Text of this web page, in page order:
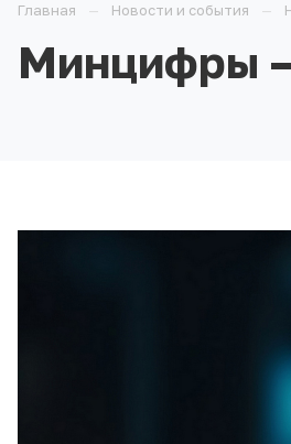
Главная Новости и события
Минцифры